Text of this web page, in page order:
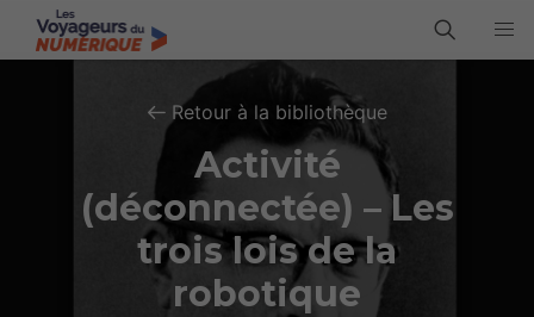
Retour à la bibliothèque
Activité
(déconnectée) – Les
trois lois de la
robotique